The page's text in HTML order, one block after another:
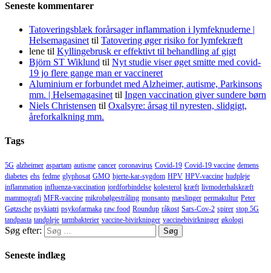
Seneste kommentarer
Tatoveringsblæk forårsager inflammation i lymfeknuderne |
Helsemagasinettil Tatovering øger risiko for lymfekræft
lene til Kyllingebrusk er effektivt til behandling af gigt
Björn ST Wiklund til Nyt studie viser øget smitte med covid-
19 jo flere gange man er vaccineret
Aluminium er forbundet med Alzheimer, autisme, Parkinsons
mm. | Helsemagasinettil Ingen vaccination giver sundere børn
Niels Christensen til Oxalsyre: årsag til nyresten, slidgigt,
åreforkalkning mm.
Tags
5G alzheimer aspartam autisme cancer coronavirus Covid-19 Covid-19 vaccine demens
diabetes ehs fedme glyphosat GMO hjerte-kar-sygdom HPV HPV-vaccine hudpleje
inflammation influenza-vaccination jordforbindelse kolesterol kræft livmoderhalskræft
mammografi MFR-vaccine mikrobølgestråling monsanto mæslinger permakultur Peter
Gøtzsche psykiatri psykofarmaka raw food Roundup råkost Sars-Cov-2 spirer stop 5G
tandpasta tandpleje tarmbakterier vaccine-bivirkninger vaccinebivirkninger økologi
Søg efter:
Seneste indlæg